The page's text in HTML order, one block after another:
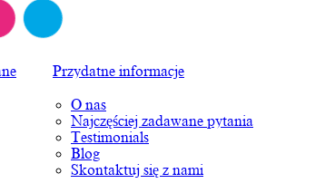
Przydatne informacje
O nas
Najczęściej zadawane pytania
Testimonials
Blog
Skontaktuj się z nami